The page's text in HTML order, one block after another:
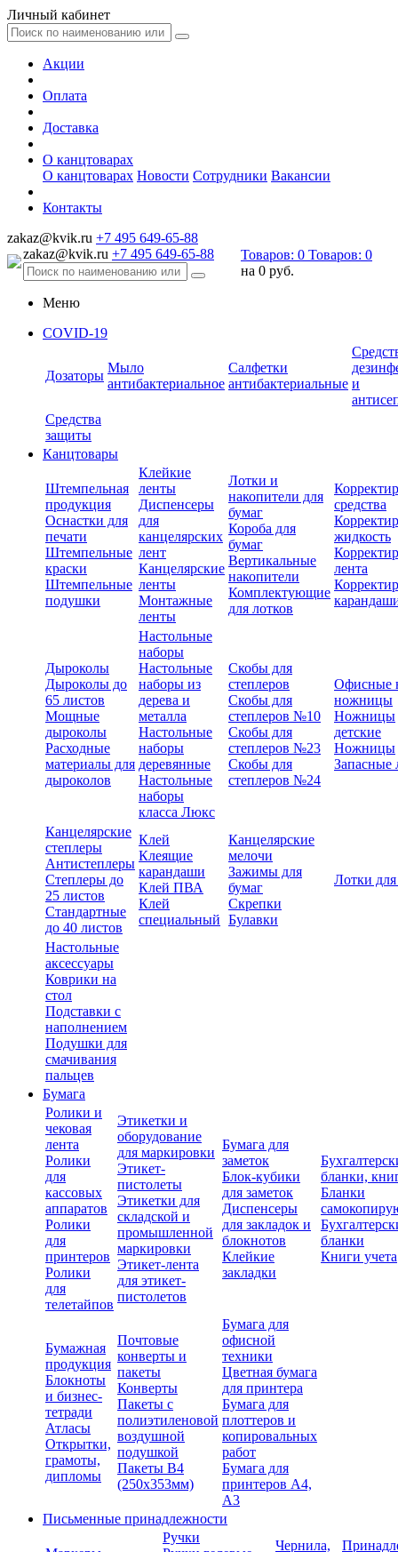
Личный кабинет
Акции
Оплата
Доставка
О канцтоварах
О канцтоварах Новости Сотрудники Вакансии
Контакты
zakaz@kvik.ru +7 495 649-65-88
zakaz@kvik.ru +7 495 649-65-88 Товаров: 0 Товаров: 0
на 0 руб.
Меню
COVID-19
Дозаторы
Мыло
антибактериальное
Салфетки
антибактериальные и
Средства
защиты
Канцтовары
Штемпельная
продукция
Оснастки для
печати
Штемпельные
краски
Штемпельные
подушки
Клейкие
ленты
Диспенсеры
для
канцелярских
лент
Канцелярские
ленты
Монтажные
ленты
Лотки и
накопители для
бумаг
Короба для
бумаг
Вертикальные
накопители
Комплектующие
для лотков
средства
жидкость
лента
Дыроколы
Дыроколы до
65 листов
Мощные
дыроколы
Расходные
материалы для
дыроколов
Настольные
наборы
Настольные
наборы из
дерева и
металла
Настольные
наборы
деревянные
Настольные
наборы
класса Люкс
Скобы для
степлеров
Скобы для
степлеров №10
Скобы для
степлеров №23
Скобы для
степлеров №24
Офисные
ножницы
Ножницы
детские
Ножницы
Запасные
Канцелярские
степлеры
Антистеплеры
Степлеры до
25 листов
Стандартные
до 40 листов
Клей
Клеящие
карандаши
Клей ПВА
Клей
специальный
Канцелярские
мелочи
Зажимы для
бумаг
Скрепки
Булавки
Лотки
Настольные
аксессуары
Коврики на
стол
Подставки с
наполнением
Подушки для
смачивания
пальцев
Бумага
Ролики и
чековая
лента
Ролики
для
кассовых
аппаратов
Ролики
для
принтеров
Ролики
для
телетайпов
Этикетки и
оборудование
для маркировки
Этикет-
пистолеты
Этикетки для
складской и
промышленной
маркировки
Этикет-лента
для этикет-
пистолетов
Бумага для
заметок
Блок-кубики
для заметок
Диспенсеры
для закладок и
блокнотов
Клейкие
закладки
бланки,
Бланки
бланки
Книги учета
Бумажная
продукция
Блокноты
и бизнес-
тетради
Атласы
Открытки,
грамоты,
дипломы
Почтовые
конверты и
пакеты
Конверты
Пакеты с
полиэтиленовой
воздушной
подушкой
Пакеты В4
(250х353мм)
Бумага для
офисной
техники
Цветная бумага
для принтера
Бумага для
плоттеров и
копировальных
работ
Бумага для
принтеров А4,
А3
Письменные принадлежности
Ручки
Чернила,